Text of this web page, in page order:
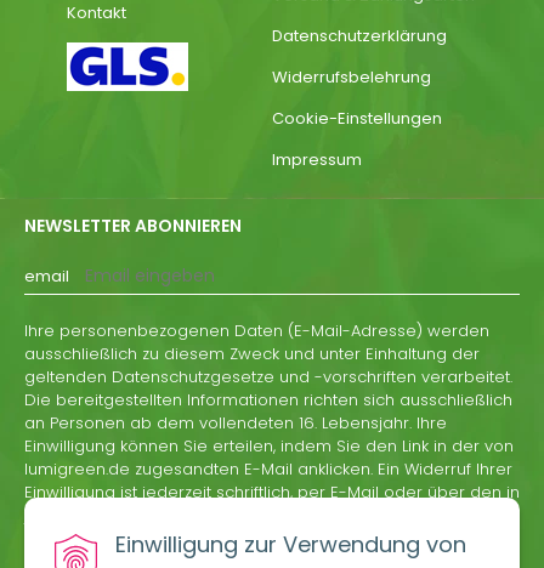
Einwilligung zur Verwendung von
Kontakt
Datenschutzerklärung
Widerrufsbelehrung
Cookie-Einstellungen
Impressum
NEWSLETTER ABONNIEREN
email
Ihre personenbezogenen Daten (E-Mail-Adresse) werden
ausschließlich zu diesem Zweck und unter Einhaltung der
geltenden Datenschutzgesetze und -vorschriften verarbeitet.
Die bereitgestellten Informationen richten sich ausschließlich
an Personen ab dem vollendeten 16. Lebensjahr. Ihre
Einwilligung können Sie erteilen, indem Sie den Link in der von
lumigreen.de zugesandten E-Mail anklicken. Ein Widerruf Ihrer
Einwilligung ist jederzeit schriftlich, per E-Mail oder über den in
jeder Informations-E-Mail von lumigreen.de enthaltenen
Abmeldelink möglich.